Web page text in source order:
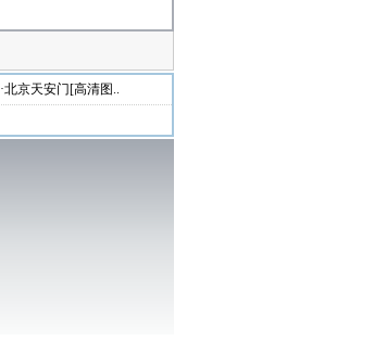
·北京天安门[高清图..